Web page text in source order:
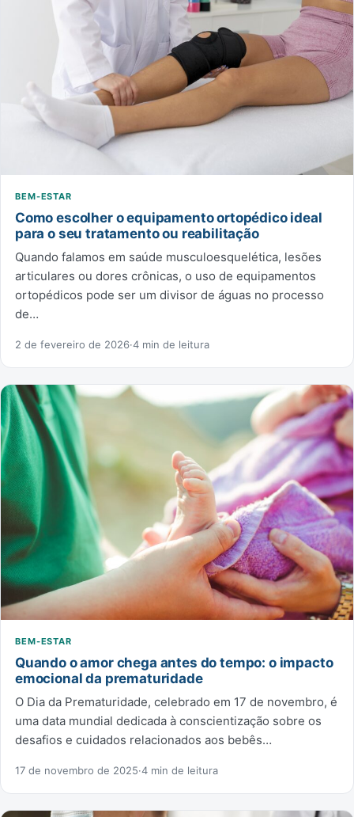
BEM-ESTAR
Como escolher o equipamento ortopédico ideal
para o seu tratamento ou reabilitação
Quando falamos em saúde musculoesquelética, lesões
articulares ou dores crônicas, o uso de equipamentos
ortopédicos pode ser um divisor de águas no processo
de…
2 de fevereiro de 2026·4 min de leitura
BEM-ESTAR
Quando o amor chega antes do tempo: o impacto
emocional da prematuridade
O Dia da Prematuridade, celebrado em 17 de novembro, é
uma data mundial dedicada à conscientização sobre os
desafios e cuidados relacionados aos bebês…
17 de novembro de 2025·4 min de leitura